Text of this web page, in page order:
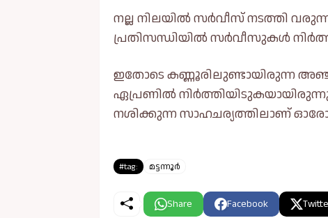
നല്ല നിലയില്‍ സർവീസ് നടത്തി
പ്രതിസന്ധിയില്‍ സർവീസുകള്‍
ഇതോടെ കണ്ണൂരിലുണ്ടായിരുന്ന
ഏപ്രണില്‍
നശിക്കുന്ന സാഹചര്യത്തിലാണ്
#tag: മട്ടന്നൂർ
Share Facebook